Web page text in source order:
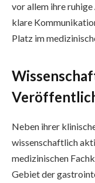
vor allem ihre ruhige
klare
Platz im
Neben ihrer
wissenschaftlich
medizinischen
Gebiet der